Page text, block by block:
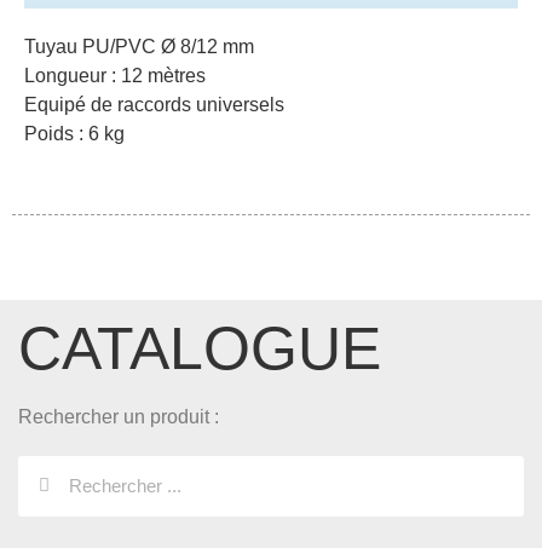
CATALOGUE
Rechercher un produit :
Tuyau PU/PVC Ø 8/12 mm
Longueur : 12 mètres
Equipé de raccords universels
Poids : 6 kg